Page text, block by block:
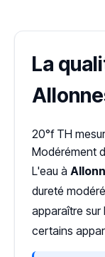
La
20°f TH
Modérément
L'eau à
dureté
apparaître sur
certains